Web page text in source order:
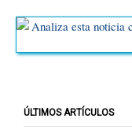
ÚLTIMOS ARTÍCULOS